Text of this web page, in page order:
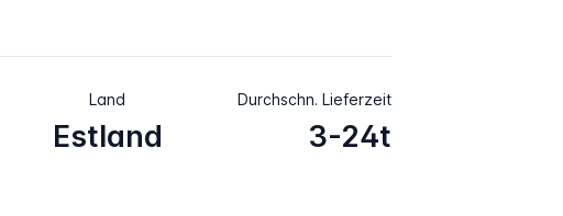
Land
Estland
Durchschn. Lieferzeit
3-24t